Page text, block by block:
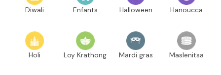
Diwali Enfants Halloween Hanoucca
Holi Loy Krathong Mardi gras Maslenitsa